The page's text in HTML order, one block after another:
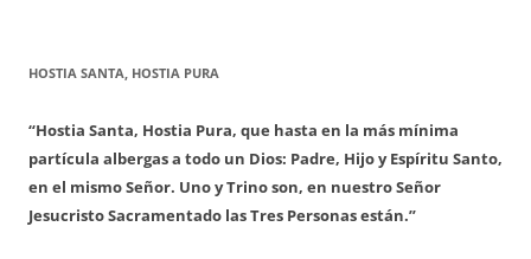
HOSTIA SANTA, HOSTIA PURA
“Hostia Santa, Hostia Pura, que hasta en la más mínima
partícula albergas a todo un Dios: Padre, Hijo y Espíritu Santo,
en el mismo Señor. Uno y Trino son, en nuestro Señor
Jesucristo Sacramentado las Tres Personas están.”